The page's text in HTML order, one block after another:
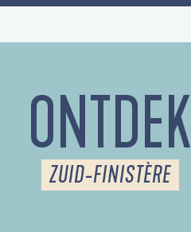
ONTDEK
ZUID-FINISTÈRE